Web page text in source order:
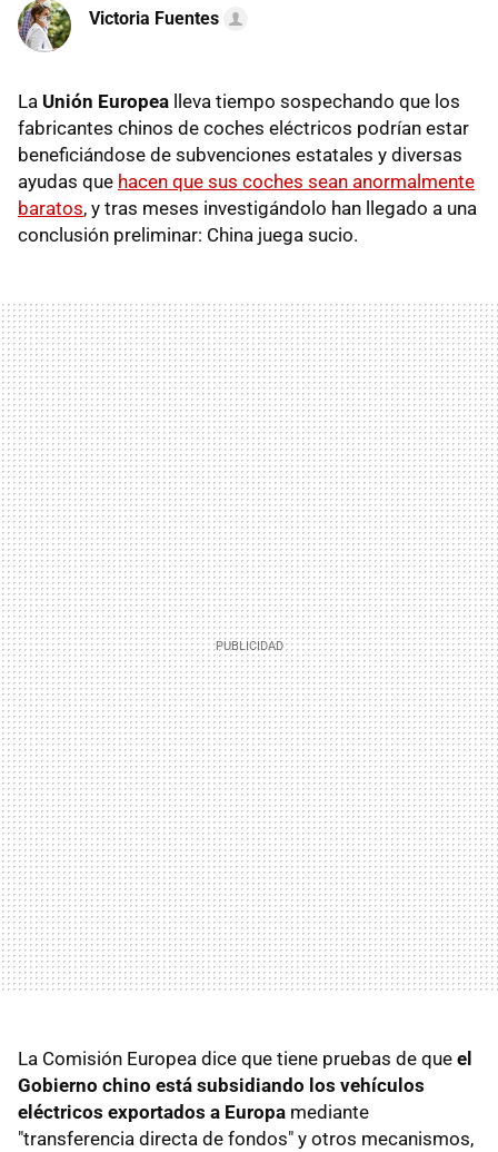
Victoria Fuentes
La Unión Europea lleva tiempo sospechando que los
fabricantes chinos de coches eléctricos podrían estar
beneficiándose de subvenciones estatales y diversas
ayudas que hacen que sus coches sean anormalmente
baratos, y tras meses investigándolo han llegado a una
conclusión preliminar: China juega sucio.
La Comisión Europea dice que tiene pruebas de que el
Gobierno chino está subsidiando los vehículos
eléctricos exportados a Europa mediante
"transferencia directa de fondos" y otros mecanismos,